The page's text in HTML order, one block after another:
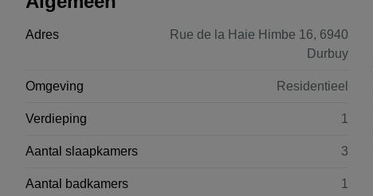
Adres
Rue de la Haie Himbe 16, 6940
Durbuy
Omgeving Residentieel
Verdieping 1
Aantal slaapkamers 3
Aantal badkamers 1